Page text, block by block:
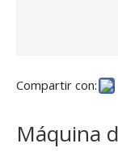
Compartir con:
Máquina